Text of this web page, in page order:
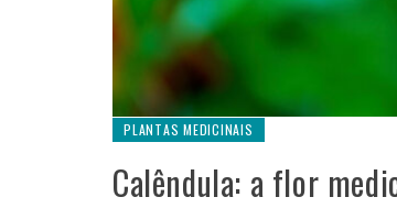
PLANTAS MEDICINAIS
Calêndula: a flor